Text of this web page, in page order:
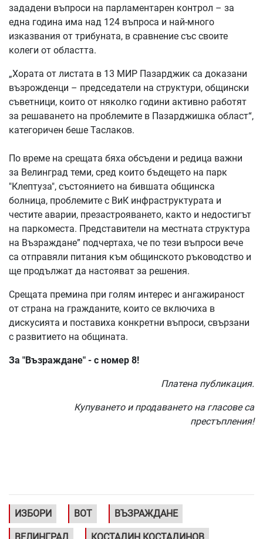
зададени въпроси на парламентарен контрол – за
една година има над 124 въпроса и най-много
изказвания от трибуната, в сравнение със своите
колеги от областта.
„Хората от листата в 13 МИР Пазарджик са доказани
възрожденци – председатели на структури, общински
съветници, които от няколко години активно работят
за решаването на проблемите в Пазарджишка област“,
категоричен беше Таслаков.
По време на срещата бяха обсъдени и редица важни
за Велинград теми, сред които бъдещето на парк
"Клептуза", състоянието на бившата общинска
болница, проблемите с ВиК инфраструктурата и
честите аварии, презастрояването, както и недостигът
на паркоместа. Представители на местната структура
на Възраждане” подчертаха, че по тези въпроси вече
са отправяли питания към общинското ръководство и
ще продължат да настояват за решения.
Срещата премина при голям интерес и ангажираност
от страна на гражданите, които се включиха в
дискусията и поставиха конкретни въпроси, свързани
с развитието на общината.
За "Възраждане" - с номер 8!
Платена публикация.
Купуването и продаването на гласове са
престъпления!
ИЗБОРИ ВОТ ВЪЗРАЖДАНЕ
ВЕЛИНГРАД КОСТАДИН КОСТАДИНОВ